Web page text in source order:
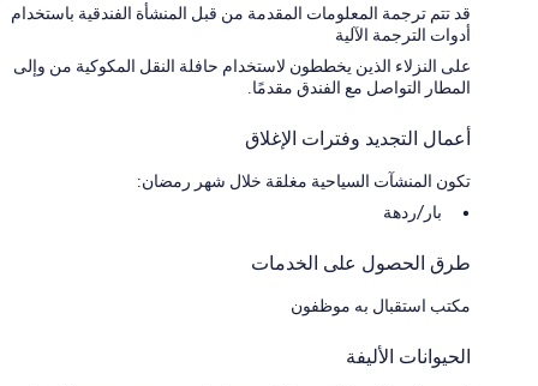
قد تتم ترجمة المعلومات المقدمة من قبل المنشأة الفندقية باستخدام
أدوات الترجمة الآلية
على النزلاء الذين يخططون لاستخدام حافلة النقل المكوكية من وإلى
المطار التواصل مع الفندق مقدمًا.
أعمال التجديد وفترات الإغلاق
تكون المنشآت السياحية مغلقة خلال شهر رمضان:
بار/ردهة
طرق الحصول على الخدمات
مكتب استقبال به موظفون
الحيوانات الأليفة